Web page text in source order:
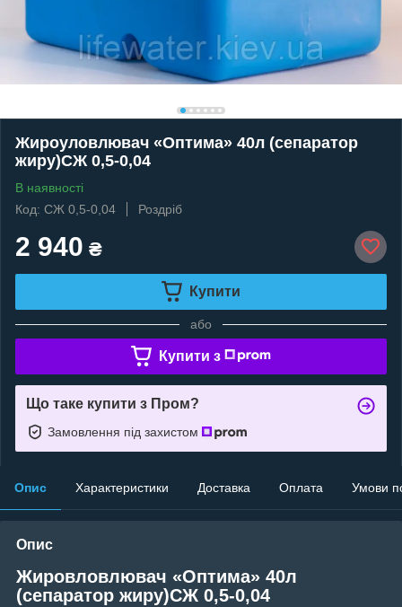
Жироуловлювач «Оптима» 40л (сепаратор
жиру)СЖ 0,5-0,04
В наявності
Код: СЖ 0,5-0,04
Роздріб
2 940 ₴
Купити
або
Купити з
Що таке купити з Пром?
Замовлення під захистом
Опис Характеристики Доставка Оплата Умови
Опис
Жировловлювач «Оптима» 40л
(сепаратор жиру)СЖ 0,5-0,04